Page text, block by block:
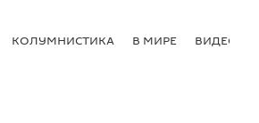
КОЛУМНИСТИКА В МИРЕ ВИДЕО